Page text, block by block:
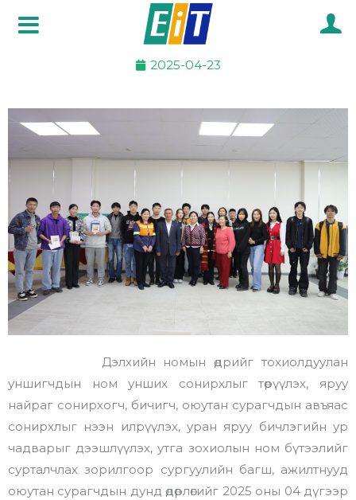
2025-04-23
Дэлхийн номын өдрийг тохиолдуулан
уншигчдын ном унших сонирхлыг төрүүлэх, яруу
найраг сонирхогч, бичигч, оюутан сурагчдын авъяас
сонирхлыг нээн илрүүлэх, уран яруу бичлэгийн ур
чадварыг дээшлүүлэх, утга зохиолын ном бүтээлийг
сурталчлах зорилгоор сургуулийн багш, ажилтнууд
оюутан сурагчдын дунд өдөрлөгийг 2025 оны 04 дүгээр